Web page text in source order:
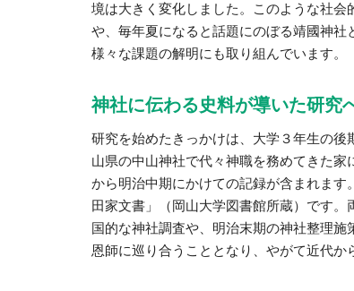
境は大きく変化しました。このような社
や、毎年夏になると話題にのぼる靖國神
様々な課題の解明にも取り組んでいます。
神社に伝わる史料が導いた研究
研究を始めたきっかけは、大学３年生の
山県の中山神社で代々神職を務めてきた
から明治中期にかけての記録が含まれま
田家文書」（岡山大学図書館所蔵）です
国的な神社調査や、明治末期の神社整理
恩師に巡り合うこととなり、やがて近代か